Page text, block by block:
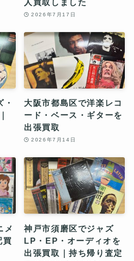
人買取しました
2026年7月17日
大阪市都島区で洋楽レコ
ード・ベース・ギターを
出張買取
2026年7月14日
メ
買
神戸市須磨区でジャズ
LP・EP・オーディオを
出張買取｜持ち帰り査定